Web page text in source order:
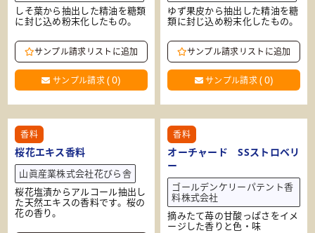
しそ葉から抽出した精油を糖類
に封じ込め粉末化したもの。
サンプル請求リストに追加
サンプル請求(0)
ゆず果皮から抽出した精油を糖
類に封じ込め粉末化したもの。
サンプル請求リストに追加
サンプル請求(0)
香料
桜花エキス香料
山眞産業株式会社花びら舎
桜花塩漬からアルコール抽出し
た天然エキスの香料です。桜の
花の香り。
香料
オーチャード SSストロベリ
ー
ゴールデンケリーパテント香
料株式会社
摘みたて苺の甘酸っぱさをイメ
ージした香りと色・味